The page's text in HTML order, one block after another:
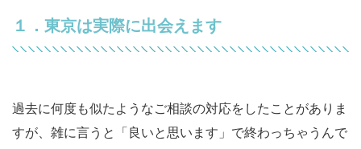
１．東京は実際に出会えます
過去に何度も似たようなご相談の対応をしたことがありま
すが、雑に言うと「良いと思います」で終わっちゃうんで